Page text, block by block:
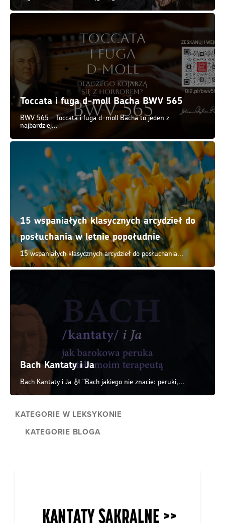
Toccata i fuga d-moll Bacha BWV 565
BWV 565 - Toccata i fuga d-moll Bacha to jeden z
najbardziej...
15 wspaniałych klasycznych arcydzieł do
posłuchania w letnie popołudnie
15 wspaniałych klasycznych arcydzieł do posłuchania...
Bach Kantaty i Ja
Bach Kantaty i Ja 🎻 "Bach jakiego nie znacie: peruki,...
KATEGORIE W LEKSYKONIE
KATEGORIE BLOGA
KANTATY SAKRALNE >>